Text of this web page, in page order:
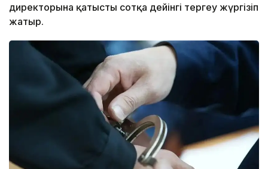
директорына қатысты сотқа дейінгі тергеу жүргізіп
жатыр.